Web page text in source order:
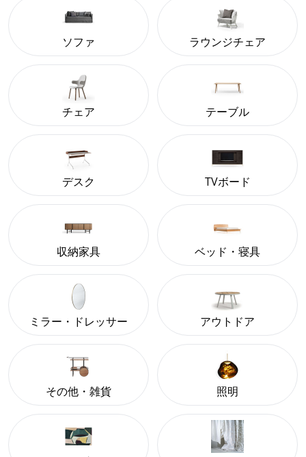
ソファ ラウンジチェア
チェア テーブル
デスク TVボード
収納家具 ベッド・寝具
ミラー・ドレッサー アウトドア
その他・雑貨 照明